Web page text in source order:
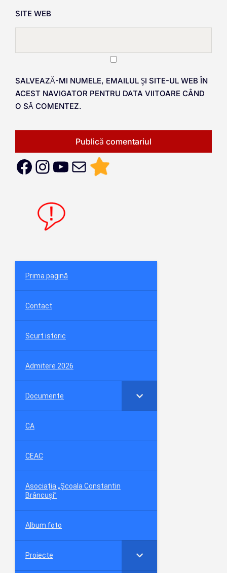
SITE WEB
SALVEAZĂ-MI NUMELE, EMAILUL ȘI SITE-UL WEB ÎN
ACEST NAVIGATOR PENTRU DATA VIITOARE CÂND
O SĂ COMENTEZ.
Prima pagină
Contact
Scurt istoric
Admitere 2026
Documente
CA
CEAC
Asociația „Școala Constantin
Brâncuși”
Album foto
Proiecte